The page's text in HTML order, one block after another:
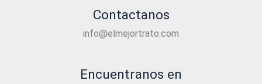
Contactanos
info@elmejortrato.com
Encuentranos en